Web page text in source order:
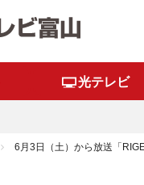
光テレビ
6月3日（土）から放送「